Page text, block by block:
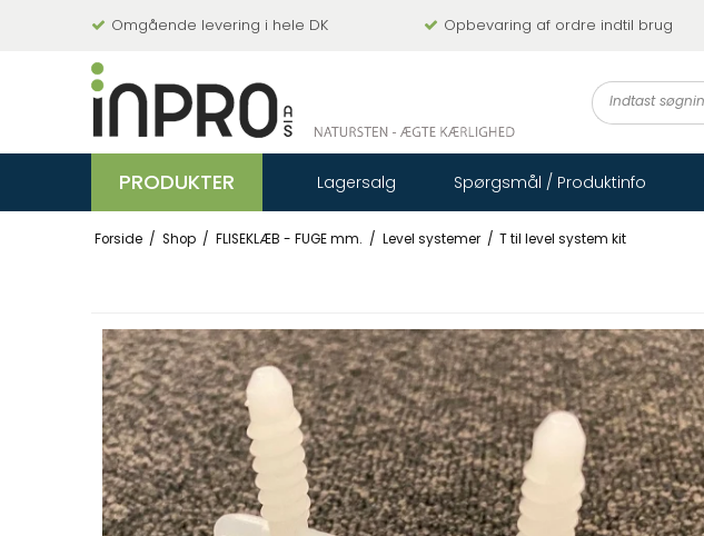
Omgående levering i hele DK Opbevaring af ordre indtil brug
PRODUKTER Lagersalg Spørgsmål / Produktinfo
Forside / Shop / FLISEKLÆB - FUGE mm. / Level systemer / T til level system kit